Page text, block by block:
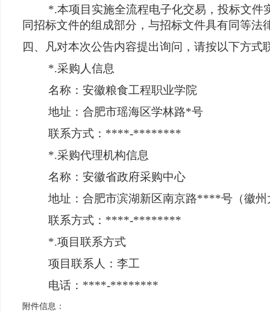
*.本项目实施全流程电子化交易，投标文
同招标文件的组成部分，与招标文件具有同等法
四、凡对本次公告内容提出询问，请按以下方式
*.采购人信息
名称：安徽粮食工程职业学院
地址：合肥市瑶海区学林路*号
联系方式：****-********
*.采购代理机构信息
名称：安徽省政府采购中心
地址：合肥市滨湖新区南京路****号（徽州
联系方式：****-********
*.项目联系方式
项目联系人：李工
电话：****-********
附件信息：